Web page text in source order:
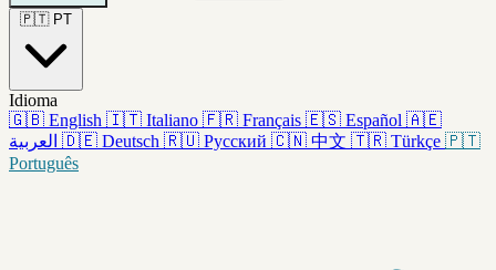
🇵🇹 PT
Idioma
🇬🇧 English 🇮🇹 Italiano 🇫🇷 Français 🇪🇸 Español 🇦🇪
العربية 🇩🇪 Deutsch 🇷🇺 Русский 🇨🇳 中文 🇹🇷 Türkçe 🇵🇹
Português